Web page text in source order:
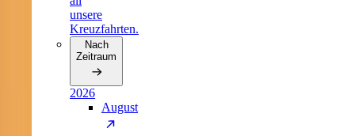
unsere
Kreuzfahrten.
Nach
Zeitraum
2026
August